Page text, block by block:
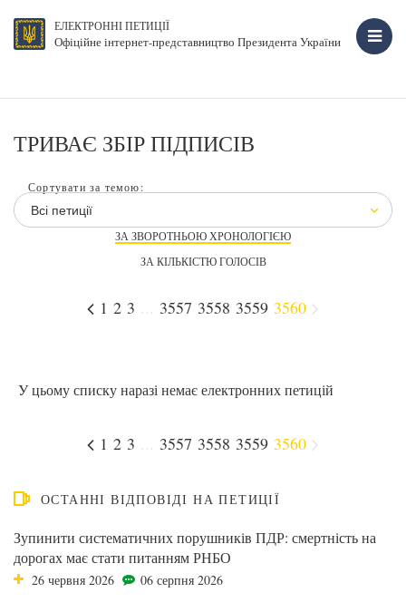
ЕЛЕКТРОННІ ПЕТИЦІЇ
Офіційне інтернет-представництво Президента України
ТРИВАЄ ЗБІР ПІДПИСІВ
Сортувати за темою:
Всі петиції
ЗА ЗВОРОТНЬОЮ ХРОНОЛОГІЄЮ
ЗА КІЛЬКІСТЮ ГОЛОСІВ
1 2 3 3557 3558 3559 3560
У цьому списку наразі немає електронних петицій
1 2 3 3557 3558 3559 3560
ОСТАННІ ВІДПОВІДІ НА ПЕТИЦІЇ
Зупинити систематичних порушників ПДР: смертність на
дорогах має стати питанням РНБО
26 червня 2026 06 серпня 2026